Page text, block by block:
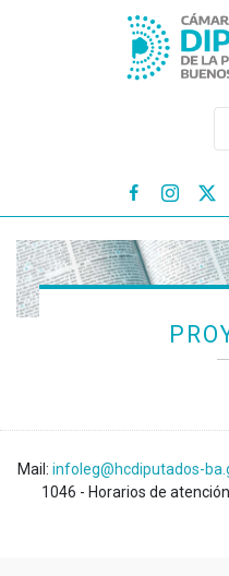

Mail: infoleg@hcdiputados-
1046 - Horarios de